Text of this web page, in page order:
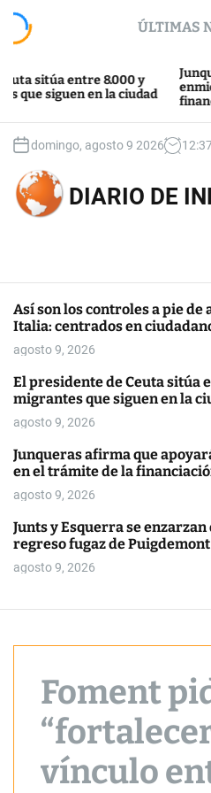
c
ÚLTIMAS
entre 8.000 y
en la ciudad
Junqueras
enmiendas
financiación
domingo, agosto 9 2026 12:
DIARIO DE
Así son los controles a pie de
Italia: centrados en
agosto 9, 2026
El presidente de Ceuta sitúa
migrantes que siguen en la
agosto 9, 2026
Junqueras afirma que
en el trámite de la
agosto 9, 2026
Junts y Esquerra se
regreso fugaz de
agosto 9, 2026
Foment
vínculo